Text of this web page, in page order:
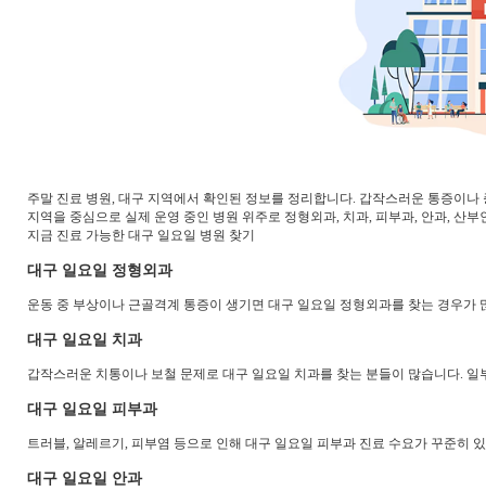
주말 진료 병원, 대구 지역에서 확인된 정보를 정리합니다. 갑작스러운 통증이
지역을 중심으로 실제 운영 중인 병원 위주로 정형외과, 치과, 피부과, 안과, 산
지금 진료 가능한 대구 일요일 병원 찾기
대구 일요일 정형외과
운동 중 부상이나 근골격계 통증이 생기면 대구 일요일 정형외과를 찾는 경우
대구 일요일 치과
갑작스러운 치통이나 보철 문제로 대구 일요일 치과를 찾는 분들이 많습니다.
대구 일요일 피부과
트러블, 알레르기, 피부염 등으로 인해 대구 일요일 피부과 진료 수요가 꾸준히
대구 일요일 안과